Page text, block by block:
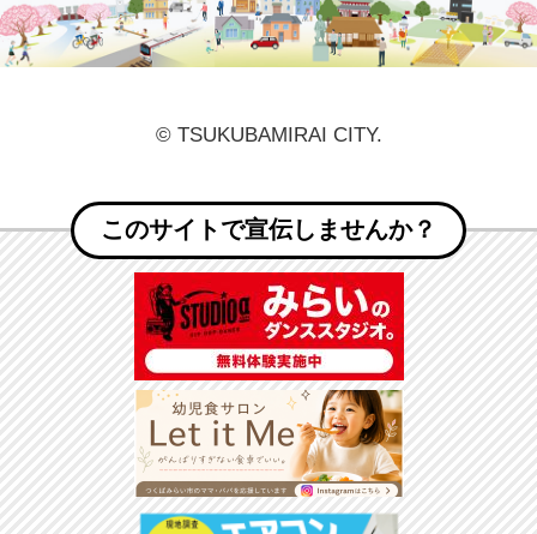
© TSUKUBAMIRAI CITY.
このサイトで宣伝しませんか？